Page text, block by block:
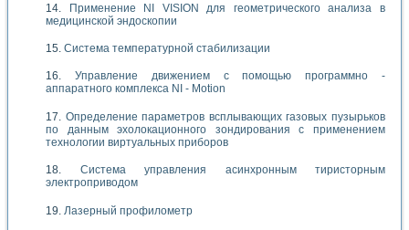
Применение NI VISION для геометрического анализа в
медицинской эндоскопии
Система температурной стабилизации
Управление движением с помощью программно -
аппаратного комплекса NI - Motion
Определение параметров всплывающих газовых пузырьков
по данным эхолокационного зондирования с применением
технологии виртуальных приборов
Система управления асинхронным тиристорным
электроприводом
Лазерный профилометр